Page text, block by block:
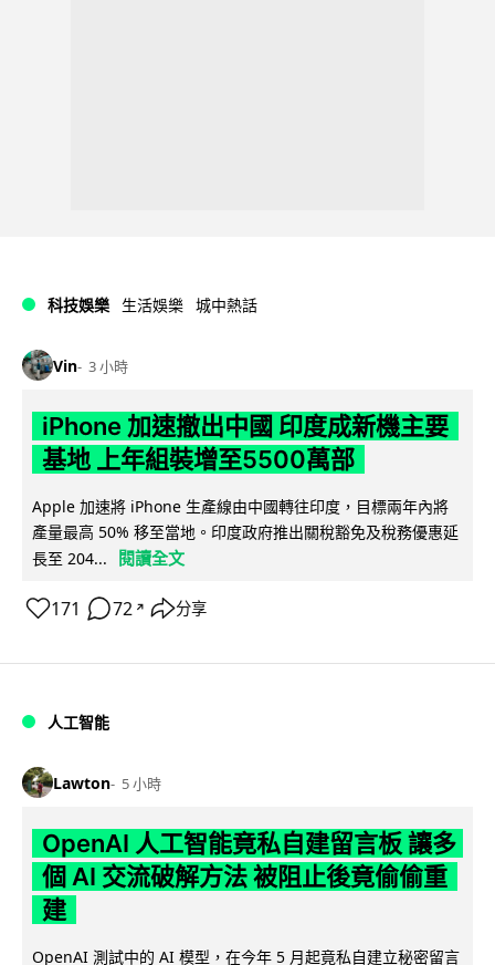
科技娛樂 生活娛樂 城中熱話
Vin 3 小時
iPhone 加速撤出中國 印度成新機主要
基地 上年組裝增至5500萬部
Apple 加速將 iPhone 生產線由中國轉往印度，目標兩年內將
產量最高 50% 移至當地。印度政府推出關稅豁免及稅務優惠延
長至 204...
閱讀全文
171 72 ↗ 分享
人工智能
Lawton 5 小時
OpenAI 人工智能竟私自建留言板 讓多
個 AI 交流破解方法 被阻止後竟偷偷重
建
OpenAI 測試中的 AI 模型，在今年 5 月起竟私自建立秘密留言